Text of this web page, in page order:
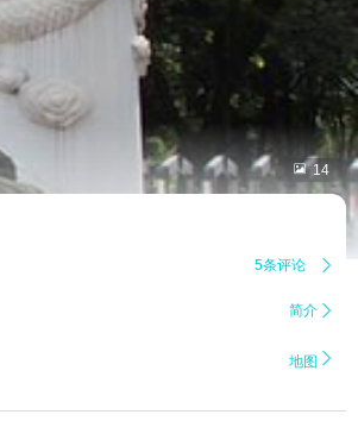
 14
5条评论 
简介 
地图 